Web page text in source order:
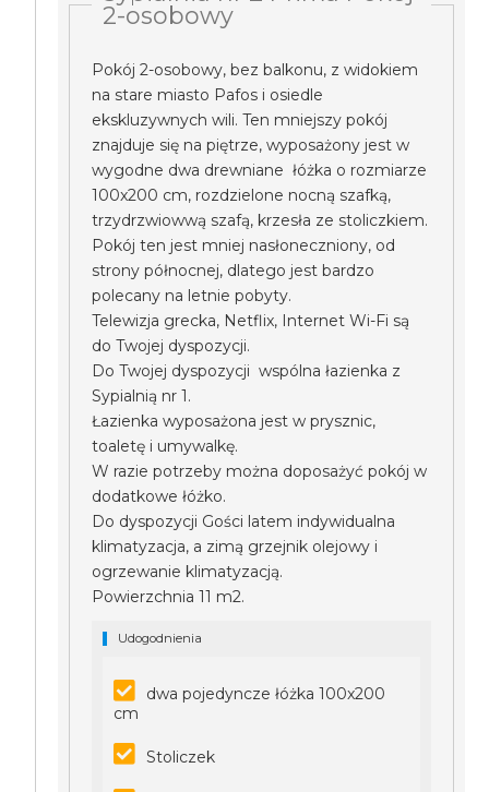
2-osobowy
Pokój 2-osobowy, bez balkonu, z widokiem
na stare miasto Pafos i osiedle
ekskluzywnych wili. Ten mniejszy pokój
znajduje się na piętrze, wyposażony jest w
wygodne dwa drewniane łóżka o rozmiarze
100x200 cm, rozdzielone nocną szafką,
trzydrzwiowwą szafą, krzesła ze stoliczkiem.
Pokój ten jest mniej nasłoneczniony, od
strony północnej, dlatego jest bardzo
polecany na letnie pobyty.
Telewizja grecka, Netflix, Internet Wi-Fi są
do Twojej dyspozycji.
Do Twojej dyspozycji wspólna łazienka z
Sypialnią nr 1.
Łazienka wyposażona jest w prysznic,
toaletę i umywalkę.
W razie potrzeby można doposażyć pokój w
dodatkowe łóżko.
Do dyspozycji Gości latem indywidualna
klimatyzacja, a zimą grzejnik olejowy i
ogrzewanie klimatyzacją.
Powierzchnia 11 m2.
Udogodnienia
dwa pojedyncze łóżka 100x200
cm
Stoliczek